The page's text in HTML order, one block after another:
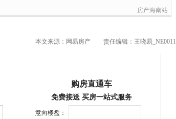
房产海南站
本文来源：网易房产 责任编辑：王晓易_NE0011
购房直通车
免费接送 买房一站式服务
意向楼盘：